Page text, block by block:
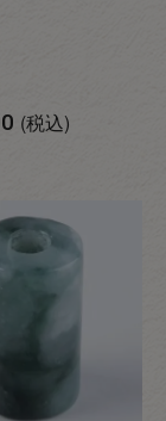
税込